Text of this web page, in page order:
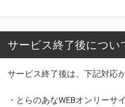
サービス終了後につい
サービス終了後は、下記対応
・とらのあなWEBオンリーサ